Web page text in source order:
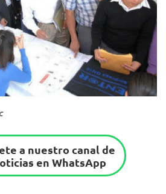
a nuestro canal de
en WhatsApp